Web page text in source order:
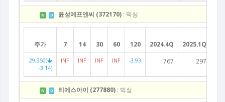
N D 윤성에프엔씨 (372170) : 믹싱
주가 7 14 30 60 120 2024.4Q 2025.1Q
29,350(
-3.14)
INF INF INF INF -3.93 767 297
N D 티에스아이 (277880) : 믹싱